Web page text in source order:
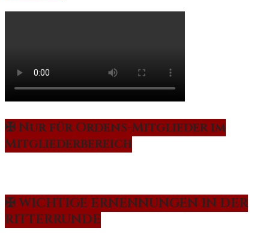
✠ Nur für Ordens-Mitglieder im
Mitgliederbereich
✠ WICHTIGE ERNENNUNGEN IN DER
RITTERRUNDE